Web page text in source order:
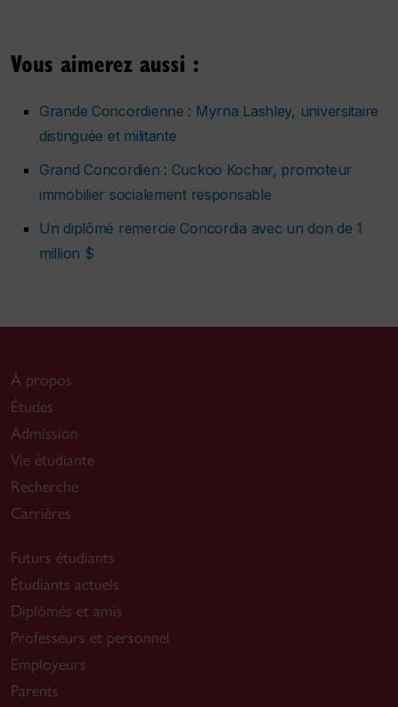
Vous aimerez aussi :
Grande Concordienne : Myrna Lashley, universitaire
distinguée et militante
Grand Concordien : Cuckoo Kochar, promoteur
immobilier socialement responsable
Un diplômé remercie Concordia avec un don de 1
million $
À propos
Études
Admission
Vie étudiante
Recherche
Carrières
Futurs étudiants
Étudiants actuels
Diplômés et amis
Professeurs et personnel
Employeurs
Parents